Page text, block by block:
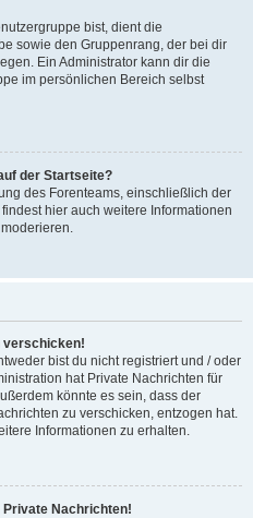
bist, dient die
sowie den Gruppenrang, der bei dir
Ein Administrator kann dir die
im persönlichen Bereich selbst
der Startseite?
des Forenteams, einschließlich der
hier auch weitere Informationen
verschicken!
bist du nicht registriert und / oder
hat Private Nachrichten für
könnte es sein, dass der
zu verschicken, entzogen hat.
Informationen zu erhalten.
Private Nachrichten!